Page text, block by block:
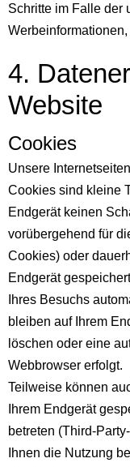
Schritte im Falle der
4.
Website
Cookies
Unsere
Cookies sind kleine
Endgerät keinen
vorübergehend für
Cookies) oder
Endgerät
Ihres Besuchs
bleiben auf Ihrem
löschen oder eine
Webbrowser erfolgt.
Teilweise können
Ihrem Endgerät
betreten (Third-
Ihnen die Nutzung